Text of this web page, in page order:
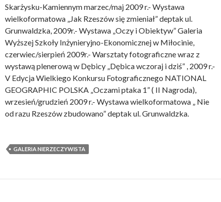
Skarżysku-Kamiennym marzec/maj 2009 r.- Wystawa
wielkoformatowa „Jak Rzeszów się zmieniał” deptak ul.
Grunwaldzka, 2009r.- Wystawa „Oczy i Obiektyw” Galeria
Wyższej Szkoły Inżynieryjno-Ekonomicznej w Miłocinie,
czerwiec/sierpień 2009r.- Warsztaty fotograficzne wraz z
wystawą plenerową w Dębicy „Dębica wczoraj i dziś” , 2009 r.-
V Edycja Wielkiego Konkursu Fotograficznego NATIONAL
GEOGRAPHIC POLSKA „Oczami ptaka 1” ( II Nagroda),
wrzesień/grudzień 2009 r.- Wystawa wielkoformatowa „ Nie
od razu Rzeszów zbudowano” deptak ul. Grunwaldzka.
GALERIA NIERZECZYWISTA